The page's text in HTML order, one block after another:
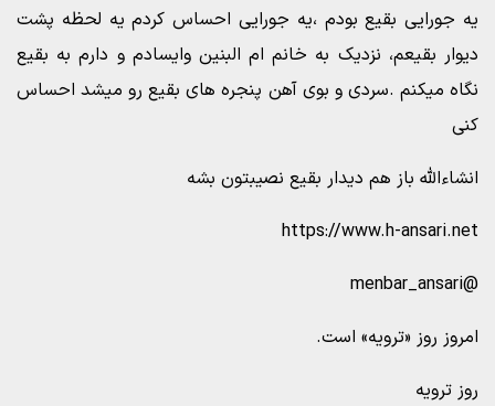
یه جورایی بقیع بودم ،یه جورایی احساس کردم یه لحظه پشت
دیوار بقیعم، نزدیک به خانم ام البنین وایسادم و دارم به بقیع
نگاه میکنم .سردی و ‌بوی آهن پنجره های بقیع رو میشد احساس
کنی
انشاءالله باز هم دیدار بقیع نصیبتون بشه
https://www.h-ansari.net
@menbar_ansari
امروز روز «ترویه» است.
روز ترویه